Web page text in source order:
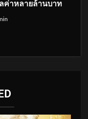
ค่าหลายล้านบาท